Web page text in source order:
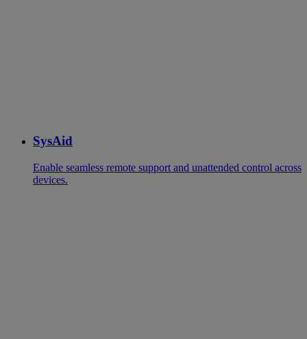
SysAid
Enable seamless remote support and unattended control across
devices.